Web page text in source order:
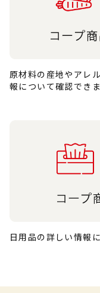
原材料の産地やアレ
報について確認できま
日用品の詳しい情報